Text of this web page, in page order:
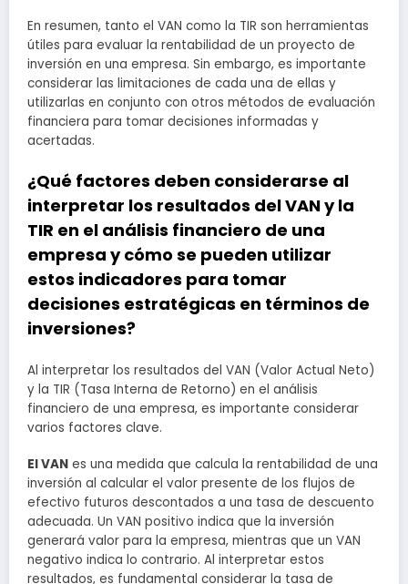
En resumen, tanto el VAN como la TIR son herramientas
útiles para evaluar la rentabilidad de un proyecto de
inversión en una empresa. Sin embargo, es importante
considerar las limitaciones de cada una de ellas y
utilizarlas en conjunto con otros métodos de evaluación
financiera para tomar decisiones informadas y
acertadas.
¿Qué factores deben considerarse al
interpretar los resultados del VAN y la
TIR en el análisis financiero de una
empresa y cómo se pueden utilizar
estos indicadores para tomar
decisiones estratégicas en términos de
inversiones?
Al interpretar los resultados del VAN (Valor Actual Neto)
y la TIR (Tasa Interna de Retorno) en el análisis
financiero de una empresa, es importante considerar
varios factores clave.
El VAN es una medida que calcula la rentabilidad de una
inversión al calcular el valor presente de los flujos de
efectivo futuros descontados a una tasa de descuento
adecuada. Un VAN positivo indica que la inversión
generará valor para la empresa, mientras que un VAN
negativo indica lo contrario. Al interpretar estos
resultados, es fundamental considerar la tasa de